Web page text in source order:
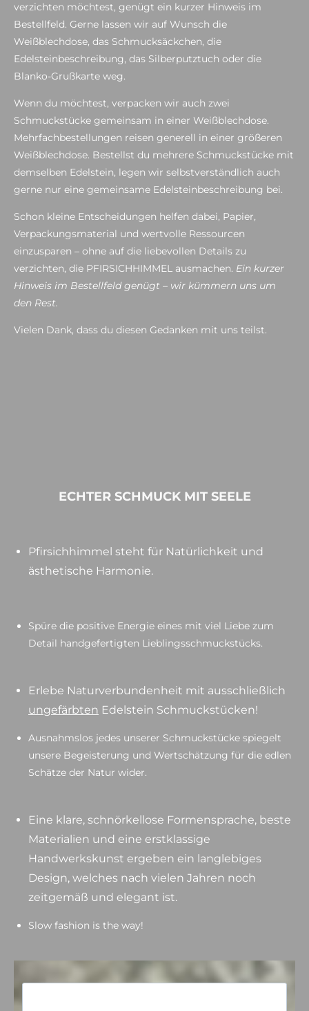
verzichten möchtest, genügt ein kurzer Hinweis im
Bestellfeld. Gerne lassen wir auf Wunsch die
Weißblechdose, das Schmucksäckchen, die
Edelsteinbeschreibung, das Silberputztuch oder die
Blanko-Grußkarte weg.
Wenn du möchtest, verpacken wir auch zwei
Schmuckstücke gemeinsam in einer Weißblechdose.
Mehrfachbestellungen reisen generell in einer größeren
Weißblechdose. Bestellst du mehrere Schmuckstücke mit
demselben Edelstein, legen wir selbstverständlich auch
gerne nur eine gemeinsame Edelsteinbeschreibung bei.
Schon kleine Entscheidungen helfen dabei, Papier,
Verpackungsmaterial und wertvolle Ressourcen
einzusparen – ohne auf die liebevollen Details zu
verzichten, die PFIRSICHHIMMEL ausmachen. Ein kurzer
Hinweis im Bestellfeld genügt – wir kümmern uns um
den Rest.
Vielen Dank, dass du diesen Gedanken mit uns teilst.
ECHTER SCHMUCK MIT SEELE
Pfirsichhimmel steht für Natürlichkeit und
ästhetische Harmonie.
Spüre die positive Energie eines mit viel Liebe zum
Detail handgefertigten Lieblingsschmuckstücks.
Erlebe Naturverbundenheit mit ausschließlich
ungefärbten Edelstein Schmuckstücken!
Ausnahmslos jedes unserer Schmuckstücke spiegelt
unsere Begeisterung und Wertschätzung für die edlen
Schätze der Natur wider.
Eine klare, schnörkellose Formensprache, beste
Materialien und eine erstklassige
Handwerkskunst ergeben ein langlebiges
Design, welches nach vielen Jahren noch
zeitgemäß und elegant ist.
Slow fashion is the way!